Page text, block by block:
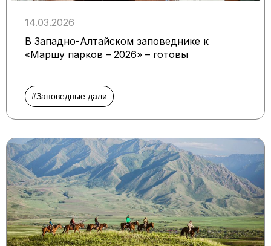
14.03.2026
В Западно-Алтайском заповеднике к
«Маршу парков – 2026» – готовы
#Заповедные дали